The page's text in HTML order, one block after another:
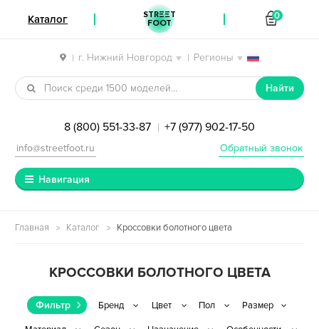
| г. Нижний Новгород | Регионы
Перейти к навигации
Перейти к содержимому
Найти
8 (800) 551-33-87 | +7 (977) 902-17-50
Обратный звонок
info@streetfoot.ru
Навигация
Главная Каталог Кроссовки болотного цвета
КРОССОВКИ БОЛОТНОГО ЦВЕТА
Фильтр
Каталог STREET
FOOT
0